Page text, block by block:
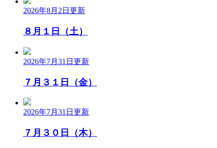
2026年8月2日 更新
８月１日（土）
2026年7月31日 更新
７月３１日（金）
2026年7月31日 更新
７月３０日（木）